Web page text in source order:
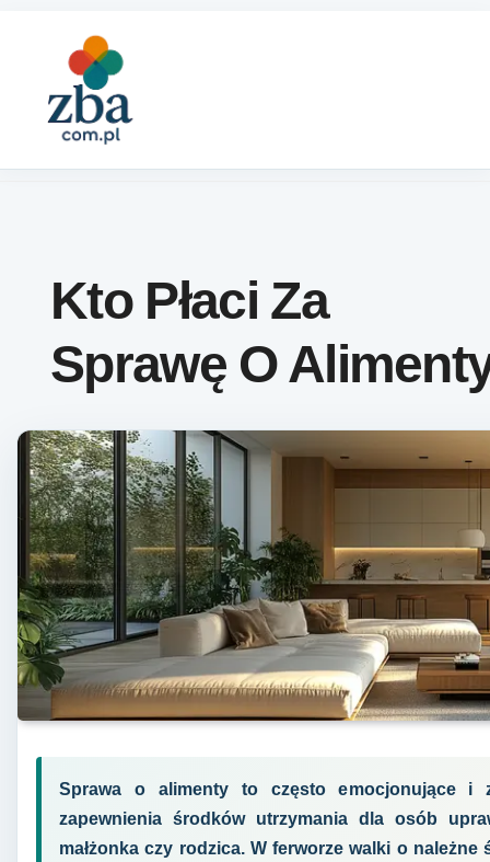
Kto Płaci Za
Sprawę O
Sprawa o alimenty to często emocjonujące i
zapewnienia środków utrzymania dla osób
małżonka czy rodzica. W ferworze walki o